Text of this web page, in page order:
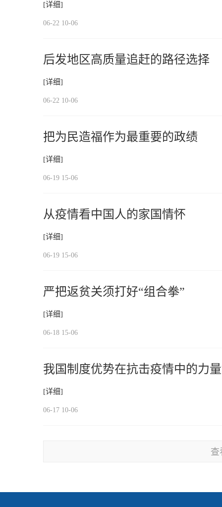
[详细]
06-22 10-06
后发地区高质量追赶的路径选择
[详细]
06-22 10-06
把为民造福作为最重要的政绩
[详细]
06-19 15-06
从疫情看中国人的家国情怀
[详细]
06-19 15-06
严把返贫关须打好“组合拳”
[详细]
06-18 15-06
我国制度优势在抗击疫情中的力
[详细]
06-17 10-06
查